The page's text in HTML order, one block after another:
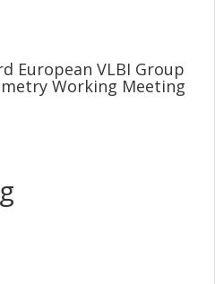
Onsala
Onsala
European VLBI Group
Working Meeting